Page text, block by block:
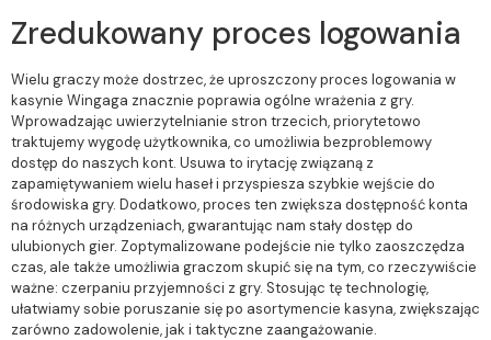
Zredukowany proces logowania
Wielu graczy może dostrzec, że uproszczony proces logowania w
kasynie Wingaga znacznie poprawia ogólne wrażenia z gry.
Wprowadzając uwierzytelnianie stron trzecich, priorytetowo
traktujemy wygodę użytkownika, co umożliwia bezproblemowy
dostęp do naszych kont. Usuwa to irytację związaną z
zapamiętywaniem wielu haseł i przyspiesza szybkie wejście do
środowiska gry. Dodatkowo, proces ten zwiększa dostępność konta
na różnych urządzeniach, gwarantując nam stały dostęp do
ulubionych gier. Zoptymalizowane podejście nie tylko zaoszczędza
czas, ale także umożliwia graczom skupić się na tym, co rzeczywiście
ważne: czerpaniu przyjemności z gry. Stosując tę technologię,
ułatwiamy sobie poruszanie się po asortymencie kasyna, zwiększając
zarówno zadowolenie, jak i taktyczne zaangażowanie.